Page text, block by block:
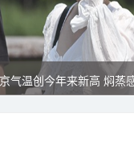
气温创今年来新高 焖蒸